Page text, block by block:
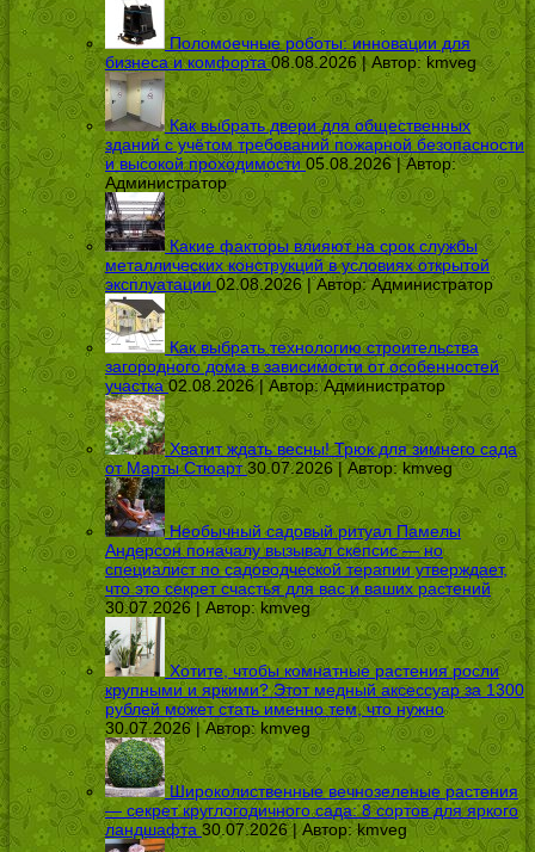
Поломоечные роботы: инновации для
бизнеса и комфорта 08.08.2026 | Автор:kmveg
Как выбрать двери для общественных
зданий с учётом требований пожарной безопасности
и высокой проходимости 05.08.2026 | Автор:
Администратор
Какие факторы влияют на срок службы
металлических конструкций в условиях открытой
эксплуатации 02.08.2026 | Автор:Администратор
Как выбрать технологию строительства
загородного дома в зависимости от особенностей
участка 02.08.2026 | Автор:Администратор
Хватит ждать весны! Трюк для зимнего сада
от Марты Стюарт 30.07.2026 | Автор:kmveg
Необычный садовый ритуал Памелы
Андерсон поначалу вызывал скепсис — но
специалист по садоводческой терапии утверждает,
что это секрет счастья для вас и ваших растений
30.07.2026 | Автор: kmveg
Хотите, чтобы комнатные растения росли
крупными и яркими? Этот медный аксессуар за 1300
рублей может стать именно тем, что нужно
30.07.2026 | Автор: kmveg
Широколиственные вечнозеленые растения
— секрет круглогодичного сада: 8 сортов для яркого
ландшафта 30.07.2026 | Автор:kmveg